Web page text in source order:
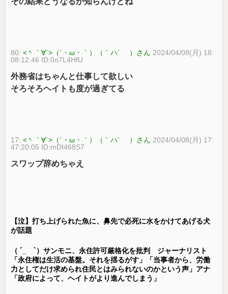
80:<丶｀∀´>（´・ω・｀）（｀ハ´ ）さん 2024/04/08(月) 18:
08:12.46 ID:0o7L4HfU
外務省はちゃんと仕事して欲しい
そろそろヘイトも度が過ぎてる
17:<丶｀∀´>（´・ω・｀）（｀ハ´ ）さん 2024/04/08(月) 17:
47:20.05 ID:mDI468S7
スワップ辞めちゃえ
【泣】打ち上げられた魚に、鼻先で必死に水をかけてあげる犬
が話題
（ ´_ゝ`）サンモニ、永住許可厳格化を批判 ジャーナリスト
「永住権は生活の基盤。それを揺るがす」「当事者から、労働
力としてだけ求められ住民とはみられないのかという声」アナ
「政府によって、ヘイトがより進んでしまう」